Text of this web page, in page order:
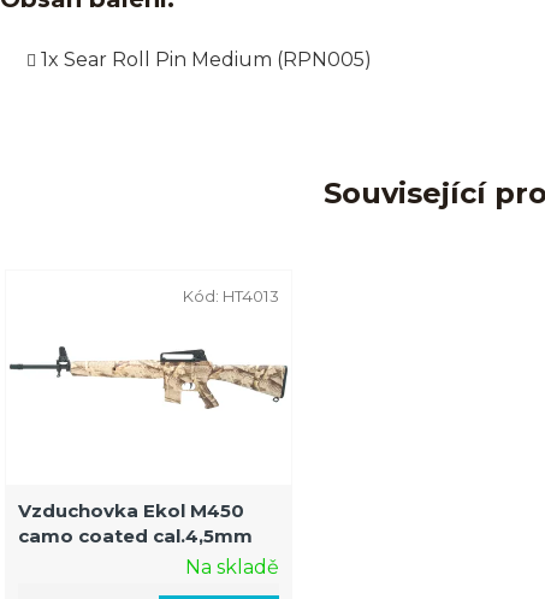
1x Sear Roll Pin Medium (RPN005)
Související
Vzduchovka Ekol M450
camo coated cal.4,5mm
Na skladě
Kód: HT4013